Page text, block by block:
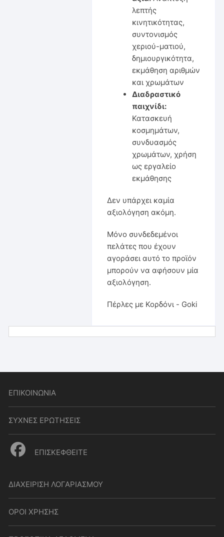
λεπτής
κινητικότητας,
συντονισμός
χεριού-ματιού,
δημιουργικότητα,
εκμάθηση αριθμών
και χρωμάτων
Διαδραστικό
παιχνίδι:
Κατασκευή
κοσμημάτων,
συνδυασμός
χρωμάτων, χρήση
ως εργαλείο
εκμάθησης
Δεν υπάρχει καμία
αξιολόγηση ακόμη.
Μόνο συνδεδεμένοι
πελάτες που έχουν
αγοράσει αυτό το προϊόν
μπορούν να αφήσουν μία
αξιολόγηση.
Πέρλες με Κορδόνι - Goki
ΕΠΙΚΟΙΝΩΝΙΑ
ΣΥΧΝΕΣ ΕΡΩΤΗΣΕΙΣ
ΕΠΙΣΚΕΦΘΕΙΤΕ
ΔΙΑΧΕΙΡΙΣΗ ΛΟΓΑΡΙΑΣΜΟΥ
ΟΡΟΙ ΧΡΗΣΗΣ